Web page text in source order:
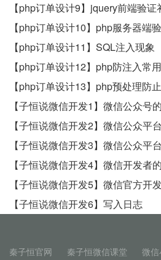
【php订单设计9】jquery前端验证
【php订单设计10】php服务器端
【php订单设计11】SQL注入现象
【php订单设计12】php防注入常
【php订单设计13】php预处理防
【子恒说微信开发1】微信公众号
【子恒说微信开发2】微信公众平
【子恒说微信开发3】微信公众平
【子恒说微信开发4】微信开发者
【子恒说微信开发5】微信官方开
【子恒说微信开发6】写入日志
秦子恒官网 秦子恒微信课堂 微